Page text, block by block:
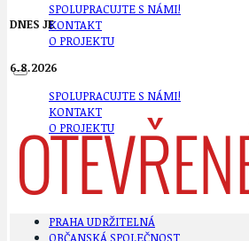
SPOLUPRACUJTE S NÁMI!
KONTAKT
O PROJEKTU
SPOLUPRACUJTE S NÁMI!
KONTAKT
O PROJEKTU
DNES JE
6.8.2026
PRAHA UDRŽITELNÁ
OBČANSKÁ SPOLEČNOST